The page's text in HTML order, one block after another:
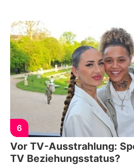
6
Vor TV-Ausstrahlung:
TV Beziehungsstatus?